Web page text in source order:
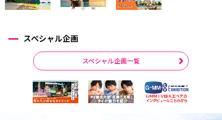
スペシャル企画
スペシャル企画一覧